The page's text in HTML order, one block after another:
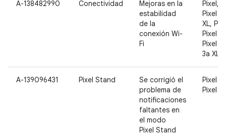
A-138482990 Conectividad
Mejoras en la
estabilidad
de la
conexión Wi-
Fi
Pixel,
Pixel
XL,
Pixel 3
Pixel
3a XL
A-139096431 Pixel Stand
Se corrigió el
problema de
notificaciones
faltantes en
el modo
Pixel Stand
Pixel 3
Pixel 3